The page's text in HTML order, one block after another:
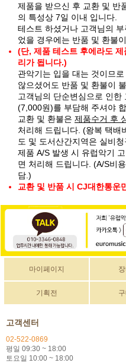
제품을 받으신 후 교환 및 반
의 특성상 7일 이내 입니다.
테스트 하셨거나 고객님의
었을 경우에는 반품 및 환불
(단, 제품 테스트 후에라도
리가 됩니다.)
관악기는 입을 대는 것이므
않으셨어도 반품 및 환불이
고객님의 단순변심으로 인한
(7,000원)를 부담해 주셔야
교환 및 환불은 제품수거 후
처리해 드립니다. (왕복 택배
도 및 도서산간지역은 실비
제품 A/S 발생 시 유럽악기
면 처리해 드립니다. (A/S비
담.)
교환 및 반품 시 CJ대한통운
마이페이지
기획전
고객센터
02-522-0869
평일 09:30 ~ 18:00
토요일 10:00 ~ 18:00